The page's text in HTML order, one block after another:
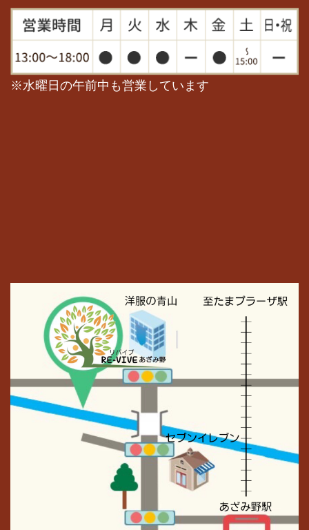
※水曜日の午前中も営業しています